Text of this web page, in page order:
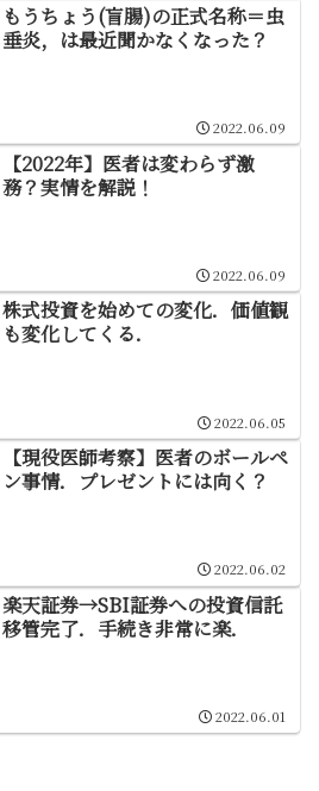
もうちょう(盲腸)の正式名称＝虫
垂炎，は最近聞かなくなった？
2022.06.09
【2022年】医者は変わらず激
務？実情を解説！
2022.06.09
株式投資を始めての変化．価値観
も変化してくる．
2022.06.05
【現役医師考察】医者のボールペ
ン事情．プレゼントには向く？
2022.06.02
楽天証券→SBI証券への投資信託
移管完了．手続き非常に楽．
2022.06.01